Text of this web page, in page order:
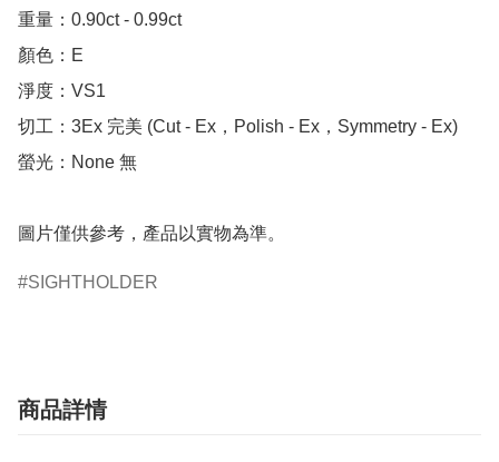
重量：0.90ct - 0.99ct
顏色：E
淨度：VS1
切工：3Ex 完美 (Cut - Ex，Polish - Ex，Symmetry - Ex)
螢光：None 無
圖片僅供參考，產品以實物為準。
SIGHTHOLDER
商品詳情